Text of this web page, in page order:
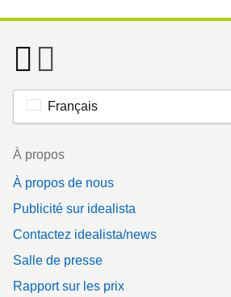
Français
Footer
À propos
À propos de nous
Publicité sur idealista
Contactez idealista/news
Salle de presse
Rapport sur les prix